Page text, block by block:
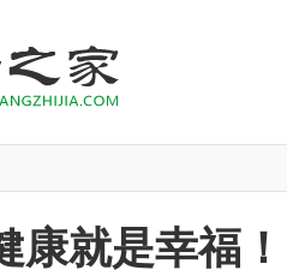
康就是幸福！